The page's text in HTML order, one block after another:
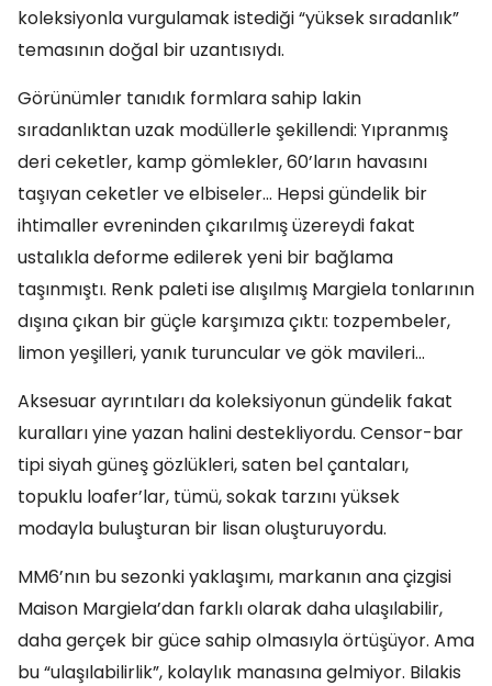
koleksiyonla vurgulamak istediği “yüksek sıradanlık”
temasının doğal bir uzantısıydı.
Görünümler tanıdık formlara sahip lakin
sıradanlıktan uzak modüllerle şekillendi: Yıpranmış
deri ceketler, kamp gömlekler, 60’ların havasını
taşıyan ceketler ve elbiseler… Hepsi gündelik bir
ihtimaller evreninden çıkarılmış üzereydi fakat
ustalıkla deforme edilerek yeni bir bağlama
taşınmıştı. Renk paleti ise alışılmış Margiela tonlarının
dışına çıkan bir güçle karşımıza çıktı: tozpembeler,
limon yeşilleri, yanık turuncular ve gök mavileri…
Aksesuar ayrıntıları da koleksiyonun gündelik fakat
kuralları yine yazan halini destekliyordu. Censor-bar
tipi siyah güneş gözlükleri, saten bel çantaları,
topuklu loafer’lar, tümü, sokak tarzını yüksek
modayla buluşturan bir lisan oluşturuyordu.
MM6’nın bu sezonki yaklaşımı, markanın ana çizgisi
Maison Margiela’dan farklı olarak daha ulaşılabilir,
daha gerçek bir güce sahip olmasıyla örtüşüyor. Ama
bu “ulaşılabilirlik”, kolaylık manasına gelmiyor. Bilakis